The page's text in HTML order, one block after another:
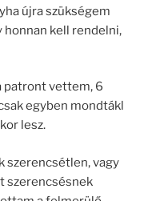
újra szükségem
honnan kell rendelni,
patront vettem, 6
egyben mondtákl
lesz.
szerencsétlen, vagy
szerencsésnek